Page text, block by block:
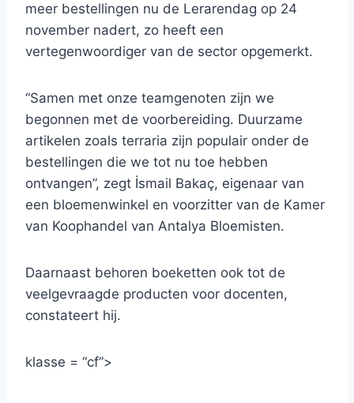
meer bestellingen nu de Lerarendag op 24
november nadert, zo heeft een
vertegenwoordiger van de sector opgemerkt.
“Samen met onze teamgenoten zijn we
begonnen met de voorbereiding. Duurzame
artikelen zoals terraria zijn populair onder de
bestellingen die we tot nu toe hebben
ontvangen”, zegt İsmail Bakaç, eigenaar van
een bloemenwinkel en voorzitter van de Kamer
van Koophandel van Antalya Bloemisten.
Daarnaast behoren boeketten ook tot de
veelgevraagde producten voor docenten,
constateert hij.
klasse = “cf”>